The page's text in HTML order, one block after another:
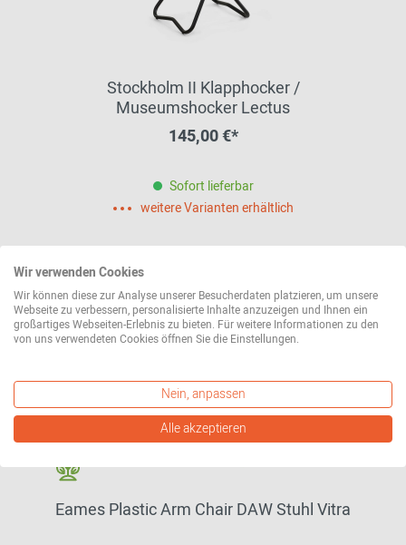
Stockholm II Klapphocker /
Museumshocker Lectus
145,00 €*
Sofort lieferbar
weitere Varianten erhältlich
Eames Plastic Arm Chair DAW Stuhl Vitra
Wir verwenden Cookies
Wir können diese zur Analyse unserer Besucherdaten platzieren, um unsere
Webseite zu verbessern, personalisierte Inhalte anzuzeigen und Ihnen ein
großartiges Webseiten-Erlebnis zu bieten. Für weitere Informationen zu den
von uns verwendeten Cookies öffnen Sie die Einstellungen.
Nein, anpassen
Alle akzeptieren